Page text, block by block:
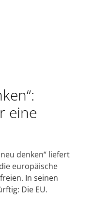
eine
denken“ liefert
europäische
In seinen
Die EU.